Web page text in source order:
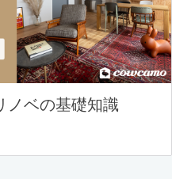
ノベの基礎知識